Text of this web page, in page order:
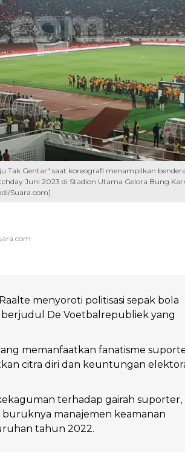
Tak Gentar" saat koreografi menampilkan
Juni 2023 di Stadion Utama Gelora Bung
Suara.com]
menyoroti politisasi sepak bola
De Voetbalrepubliek yang
memanfaatkan fanatisme
citra diri dan keuntungan
terhadap gairah suporter,
manajemen keamanan
tahun 2022.